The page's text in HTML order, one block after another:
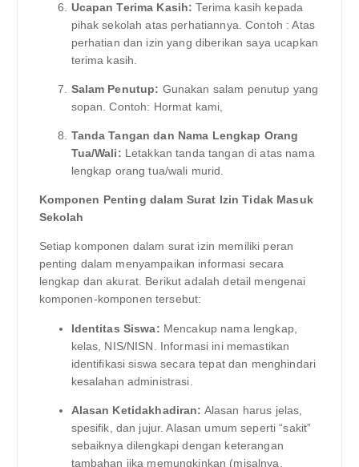
Ucapan Terima Kasih: Terima kasih kepada
pihak sekolah atas perhatiannya. Contoh : Atas
perhatian dan izin yang diberikan saya ucapkan
terima kasih.
Salam Penutup: Gunakan salam penutup yang
sopan. Contoh: Hormat kami,
Tanda Tangan dan Nama Lengkap Orang
Tua/Wali: Letakkan tanda tangan di atas nama
lengkap orang tua/wali murid.
Komponen Penting dalam Surat Izin Tidak Masuk
Sekolah
Setiap komponen dalam surat izin memiliki peran
penting dalam menyampaikan informasi secara
lengkap dan akurat. Berikut adalah detail mengenai
komponen-komponen tersebut:
Identitas Siswa: Mencakup nama lengkap,
kelas, NIS/NISN. Informasi ini memastikan
identifikasi siswa secara tepat dan menghindari
kesalahan administrasi.
Alasan Ketidakhadiran: Alasan harus jelas,
spesifik, dan jujur. Alasan umum seperti “sakit”
sebaiknya dilengkapi dengan keterangan
tambahan jika memungkinkan (misalnya,